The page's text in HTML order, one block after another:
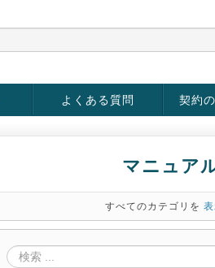
よくある質問 契約
マニュア
すべてのカテゴリを